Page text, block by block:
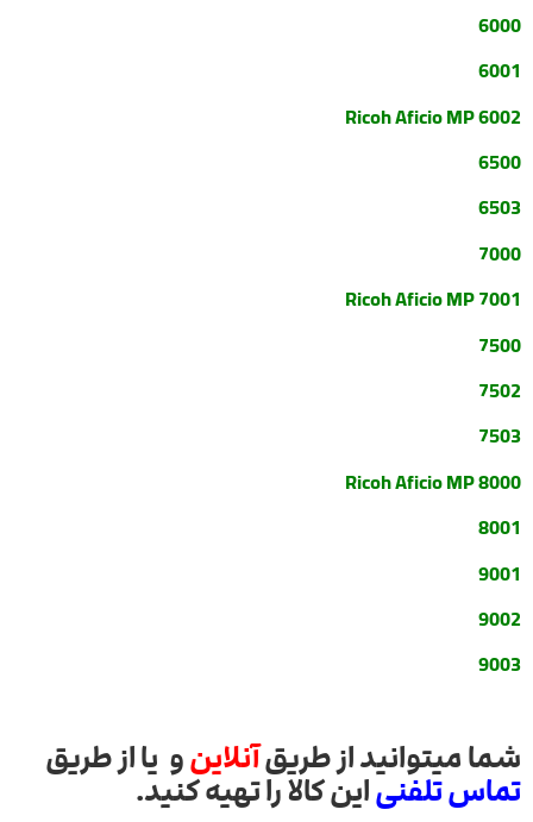
6000
6001
Ricoh Aficio MP 6002
6500
6503
7000
Ricoh Aficio MP 7001
7500
7502
7503
Ricoh Aficio MP 8000
8001
9001
9002
9003
شما میتوانید از طریقآنلاینو یا از طریق
تماس تلفنیاین کالا را تهیه کنید.